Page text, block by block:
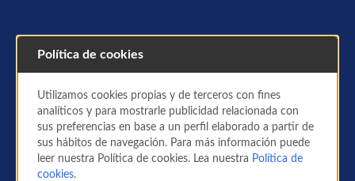
EquipajeAir Europa: Todo lo
que Necesitas Saber
¿Cuántas maletas puedo llevar? ¿Cuáles son las
medidas y peso del equipaje de mano y
facturado? Encuentra toda la información que
necesitas sobre tu equipaje en esta sección.
Política de cookies
Utilizamos cookies propias y de terceros con fines
analíticos y para mostrarle publicidad relacionada con
sus preferencias en base a un perfil elaborado a partir de
sus hábitos de navegación. Para más información puede
leer nuestra Política de cookies. Lea nuestra Política de
cookies.